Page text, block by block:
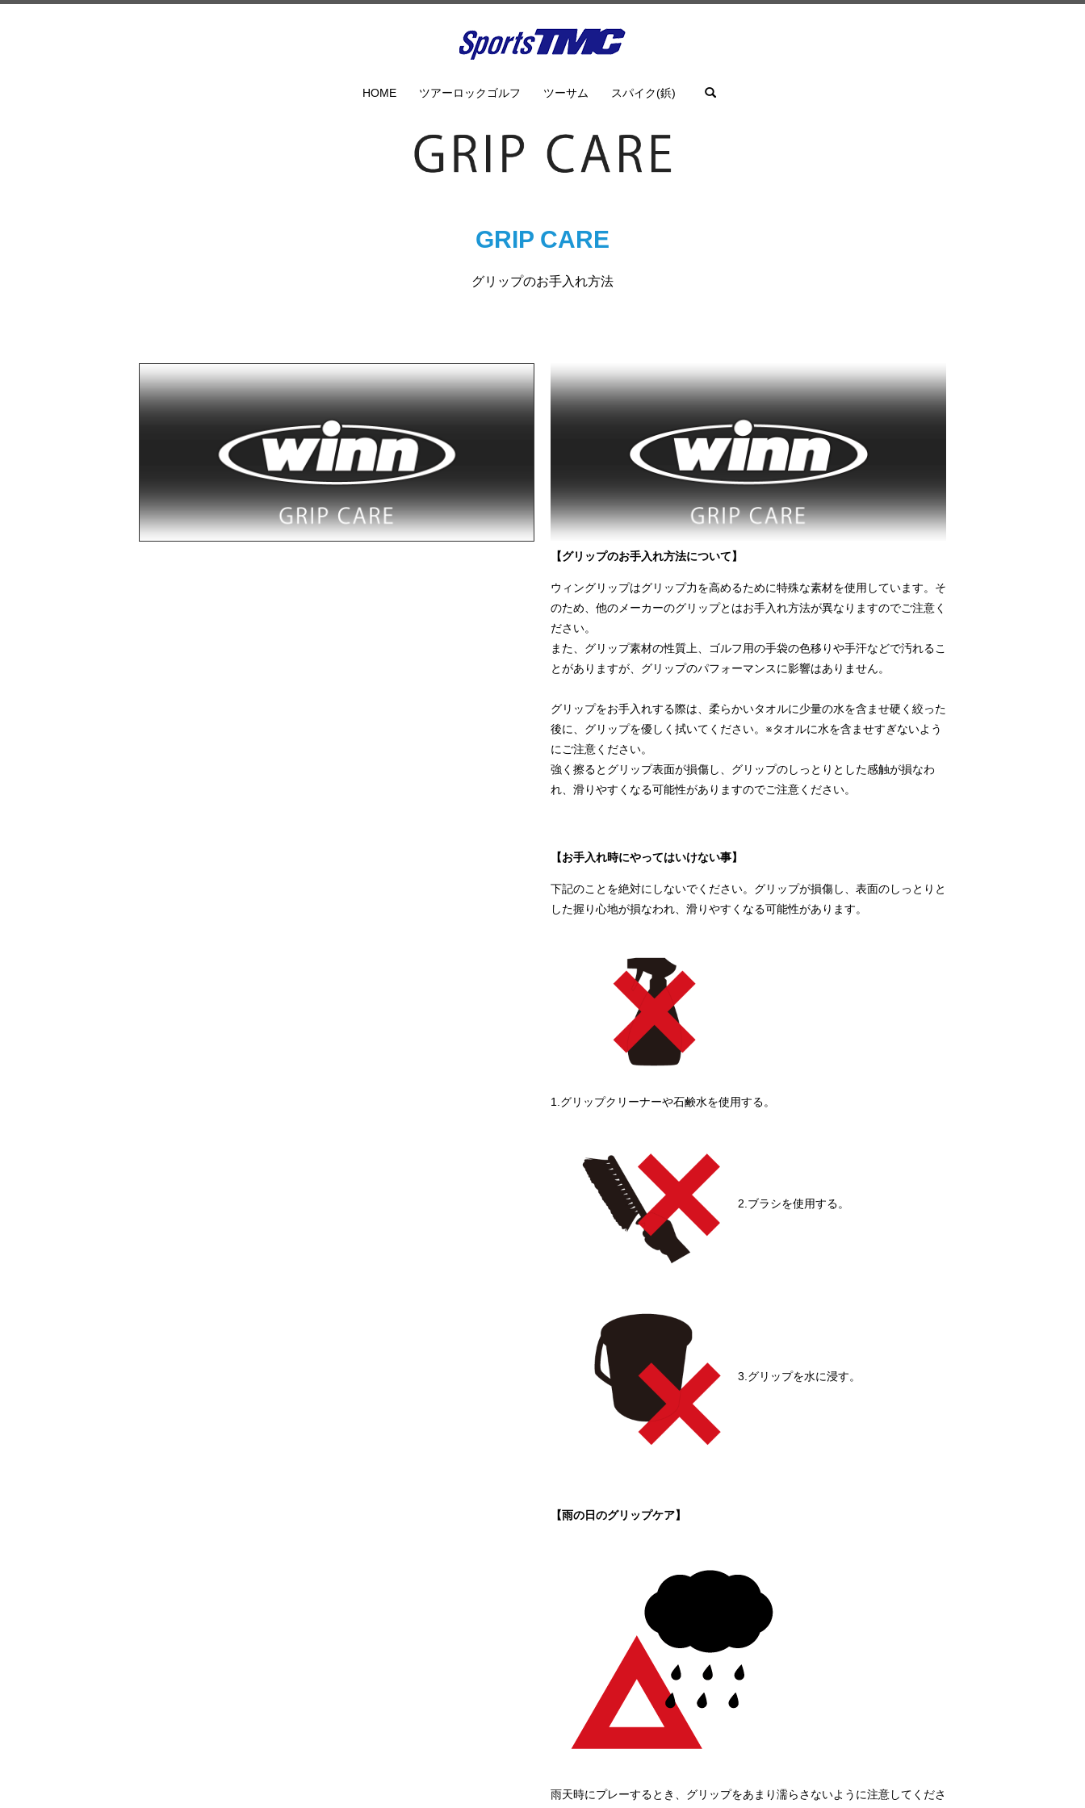
HOME ツアーロックゴルフ ツーサム スパイク(鋲)
GRIP CARE
グリップのお手入れ方法
【グリップのお手入れ方法について】
ウィングリップはグリップ力を高めるために特殊な素材を使用しています。そ
のため、他のメーカーのグリップとはお手入れ方法が異なりますのでご注意く
ださい。
また、グリップ素材の性質上、ゴルフ用の手袋の色移りや手汗などで汚れるこ
とがありますが、グリップのパフォーマンスに影響はありません。
グリップをお手入れする際は、柔らかいタオルに少量の水を含ませ硬く絞った
後に、グリップを優しく拭いてください。※タオルに水を含ませすぎないよう
にご注意ください。
強く擦るとグリップ表面が損傷し、グリップのしっとりとした感触が損なわ
れ、滑りやすくなる可能性がありますのでご注意ください。
【お手入れ時にやってはいけない事】
下記のことを絶対にしないでください。グリップが損傷し、表面のしっとりと
した握り心地が損なわれ、滑りやすくなる可能性があります。
1.グリップクリーナーや石鹸水を使用する。
2.ブラシを使用する。
3.グリップを水に浸す。
【雨の日のグリップケア】
雨天時にプレーするとき、グリップをあまり濡らさないように注意してくださ